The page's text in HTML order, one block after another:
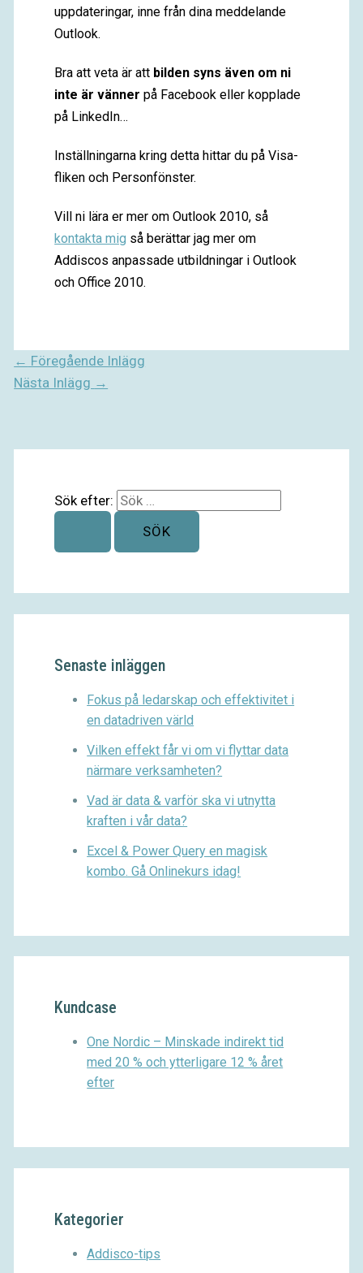
uppdateringar, inne från dina meddelande
Outlook.
Bra att veta är att bilden syns även om ni
inte är vännerpå Facebook eller kopplade
på LinkedIn…
Inställningarna kring detta hittar du på Visa-
fliken och Personfönster.
Vill ni lära er mer om Outlook 2010, så
kontakta mig så berättar jag mer om
Addiscos anpassade utbildningar i Outlook
och Office 2010.
← Föregående Inlägg
Nästa Inlägg →
Sök efter:
Senaste inläggen
Fokus på ledarskap och effektivitet i
en datadriven värld
Vilken effekt får vi om vi flyttar data
närmare verksamheten?
Vad är data & varför ska vi utnytta
kraften i vår data?
Excel & Power Query en magisk
kombo. Gå Onlinekurs idag!
Kundcase
One Nordic – Minskade indirekt tid
med 20 % och ytterligare 12 % året
efter
Kategorier
Addisco-tips